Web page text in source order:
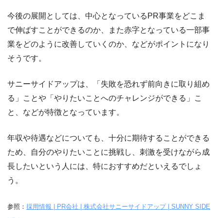
今後の展開としては、中心となっているPR事業をどこま
で伸ばすことができるのか、また赤字となっている一部事
業をどのように改善していくのか、などがポイントになり
そうです。
サニーサイドアップは、「失敗を恐れず前向きに取り組め
る」ことや「やりたいことへのチャレンジができる」こ
と、などが特徴となっています。
年収や待遇などについても、十分に期待することができる
ため、自分のやりたいことに挑戦し、刺激を受けながら成
長したいという人には、特におすすめだといえるでしょ
う。
参照： 採用情報 | PR会社 | 株式会社サニーサイドアップ | SUNNY SIDE